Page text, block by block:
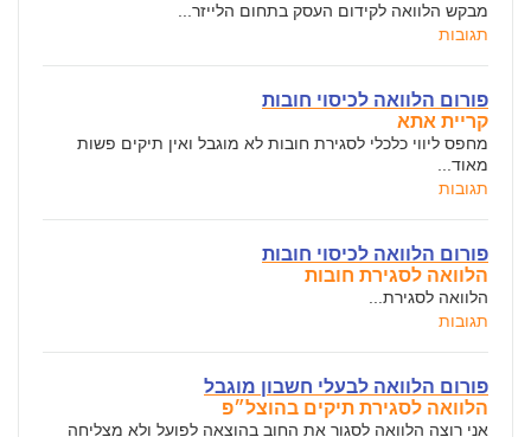
מבקש הלוואה לקידום העסק בתחום הלייזר...
תגובות
פורום הלוואה לכיסוי חובות
קריית אתא
מחפס ליווי כלכלי לסגירת חובות לא מוגבל ואין תיקים פשות
מאוד...
תגובות
פורום הלוואה לכיסוי חובות
הלוואה לסגירת חובות
הלוואה לסגירת...
תגובות
פורום הלוואה לבעלי חשבון מוגבל
הלוואה לסגירת תיקים בהוצל״פ
אני רוצה הלוואה לסגור את החוב בהוצאה לפועל ולא מצליחה